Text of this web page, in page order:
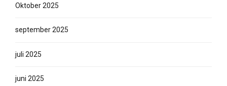
Oktober 2025
september 2025
juli 2025
juni 2025